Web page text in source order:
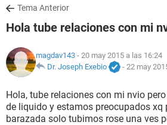
SALUD
NUTRICIÓN
BIENESTAR
Tema Anterior
Hola tube relaciones con mi
magdav143 - 20 may 2015 a las 16:24
Dr. Joseph Exebio
- 22 may
Hola, tube relaciones con mi nvio
de liquido y estamos preocupados xq
barazada solo tubimos rose una ves